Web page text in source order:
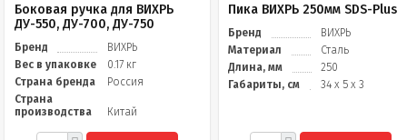
Боковая ручка для ВИХРЬ
ДУ-550, ДУ-700, ДУ-750
Бренд
ВИХРЬ
Вес в упаковке
0.17 кг
Страна бренда
Россия
Страна
производства
Китай
Пика ВИХРЬ 250мм SDS-Plus
Бренд
ВИХРЬ
Материал
Сталь
Длина, мм
250
Габариты, см
34 x 5 x 3